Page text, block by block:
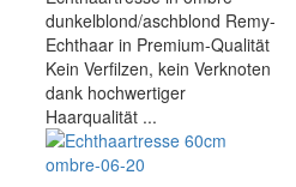
dunkelblond/aschblond Remy-
Echthaar in Premium-Qualität
Kein Verfilzen, kein Verknoten
dank hochwertiger
Haarqualität ...